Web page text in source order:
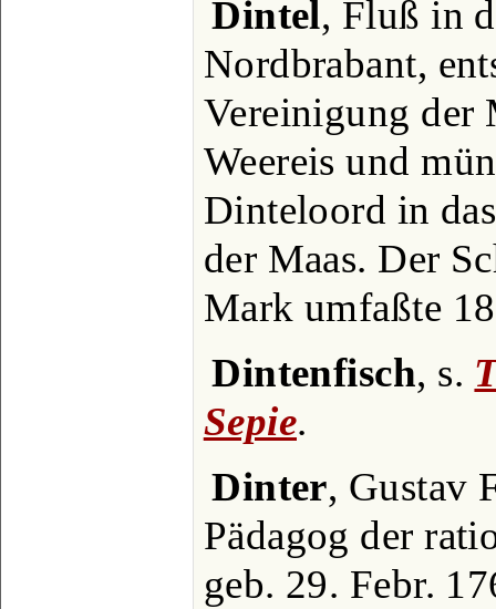
Dintel, Fluß in
Nordbrabant,
Vereinigung der
Weereis und
Dinteloord in
der Maas. Der
Mark umfaßte
Dintenfisch, s.
Sepie.
Dinter, Gustav
Pädagog der
geb. 29. Febr.